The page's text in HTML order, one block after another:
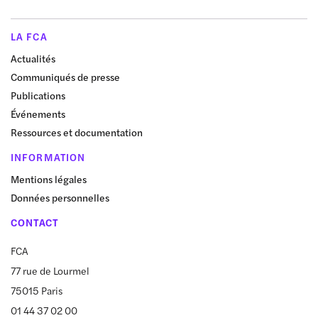
LA FCA
Actualités
Communiqués de presse
Publications
Événements
Ressources et documentation
INFORMATION
Mentions légales
Données personnelles
CONTACT
FCA
77 rue de Lourmel
75015 Paris
01 44 37 02 00